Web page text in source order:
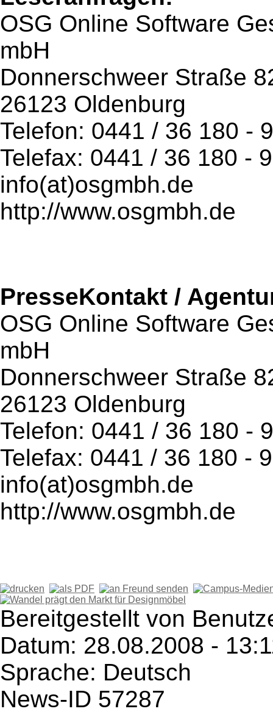
OSG Online Software
mbH
Donnerschweer Straße
26123 Oldenburg
Telefon: 0441 / 36 180 -
Telefax: 0441 / 36 180 -
info(at)osgmbh.de
http://www.osgmbh.de
PresseKontakt /
OSG Online Software
mbH
Donnerschweer Straße
26123 Oldenburg
Telefon: 0441 / 36 180 -
Telefax: 0441 / 36 180 -
info(at)osgmbh.de
http://www.osgmbh.de
Bereitgestellt von
Datum: 28.08.2008 -
Sprache: Deutsch
News-ID 57287